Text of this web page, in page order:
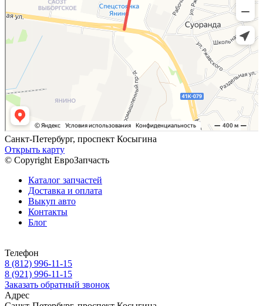
Санкт-Петербург, проспект Косыгина
Открыть карту
© Copyright ЕвроЗапчасть
Каталог запчастей
Доставка и оплата
Выкуп авто
Контакты
Блог
Телефон
8 (812) 996-11-15
8 (921) 996-11-15
Заказать обратный звонок
Адрес